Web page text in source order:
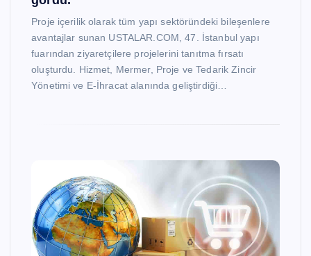
Proje içerilik olarak tüm yapı sektöründeki bileşenlere
avantajlar sunan USTALAR.COM, 47. İstanbul yapı
fuarından ziyaretçilere projelerini tanıtma fırsatı
oluşturdu. Hizmet, Mermer, Proje ve Tedarik Zincir
Yönetimi ve E-İhracat alanında geliştirdiği…